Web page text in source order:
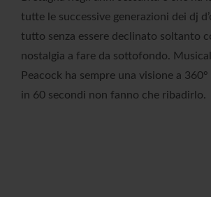
tutte le successive generazioni dei dj
tutto senza essere declinato soltanto
nostalgia a fare da sottofondo.
Peacock ha sempre una visione a
in 60 secondi non fanno che ribadirlo.